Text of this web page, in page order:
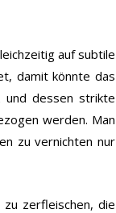
auf subtile
damit könnte das
und dessen strikte
werden. Man
zu vernichten nur
zerfleischen, die